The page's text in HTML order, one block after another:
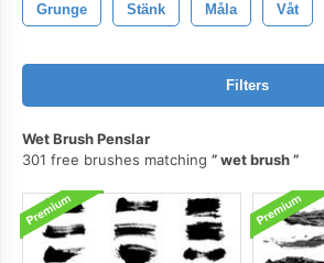
Grunge Stänk Måla Våt
Filters
Wet Brush Penslar
301 free brushes matching
wet brush